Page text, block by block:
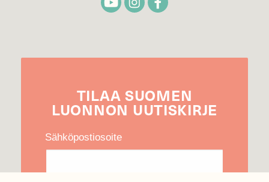
TILAA SUOMEN
LUONNON UUTIS­KIRJE
Sähköpostiosoite